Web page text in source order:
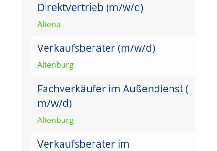
Direktvertrieb (m/w/d)
Altena
Verkaufsberater (m/w/d)
Altenburg
Fachverkäufer im Außendienst (
m/w/d)
Altenburg
Verkaufsberater im